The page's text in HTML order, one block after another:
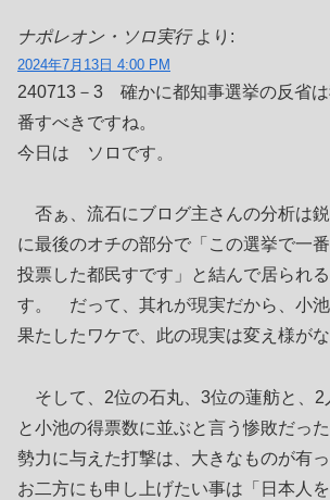
ナポレオン・ソロ実行 より:
2024年7月13日 4:00 PM
240713－3 確かに都知事選挙の反省
番すべきですね。
今日は ソロです。
否ぁ、流石にブログ主さんの分析は
に最後のオチの部分で「この選挙で一
投票した都民すです」と結んで居られ
す。 だって、其れが現実だから、小
果たしたワケで、此の現実は変え様がな
そして、2位の石丸、3位の蓮舫と、2
と小池の得票数に並ぶと言う惨敗だっ
勢力に与えた打撃は、大きなものが有
お二方にも申し上げたい事は「日本人